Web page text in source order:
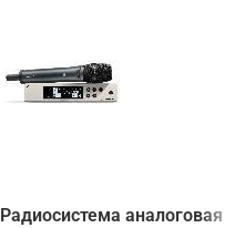
Радиосистема аналоговая